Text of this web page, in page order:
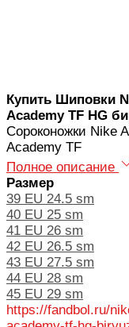
Купить Шиповки
Academy TF HG
Сороконожки Nike
Academy TF
Полное описание
Размер
39 EU 24.5 sm
40 EU 25 sm
41 EU 26 sm
42 EU 26.5 sm
43 EU 27.5 sm
44 EU 28 sm
45 EU 29 sm
https://fandbol.ru/